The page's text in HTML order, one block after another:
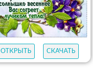
ОТКРЫТЬ СКАЧАТЬ